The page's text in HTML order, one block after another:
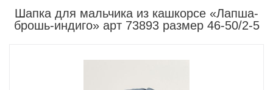
Шапка для мальчика из кашкорсе «Лапша-
брошь-индиго» арт 73893 размер 46-50/2-5